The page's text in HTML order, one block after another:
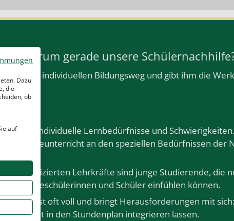
Warum gerade unsere
seinem individuellen Bildungsweg und gibt ihm die
Kind hat individuelle Lernbedürfnisse und
Nachhilfeunterricht an den speziellen Bedürfnissen der
hochqualifizierten Lehrkräfte sind junge Studierende, die
Nachhilfeschülerinnen und Schüler einfühlen können.
ist oft voll und bringt Herausforderungen mit
leicht in den Stundenplan integrieren lassen.
Dazu
die
ob
auf